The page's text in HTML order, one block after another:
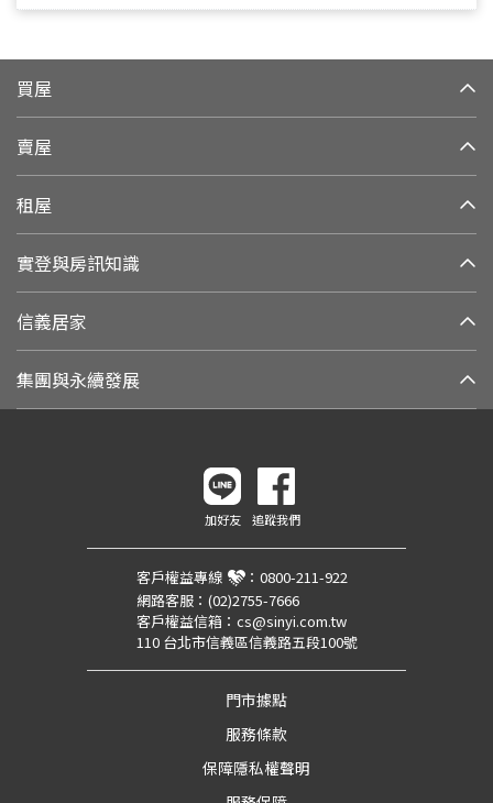
買屋
賣屋
租屋
實登與房訊知識
信義居家
集團與永續發展
加好友 追蹤我們
客戶權益專線 ： 0800-211-922
網路客服： (02)2755-7666
客戶權益信箱： cs@sinyi.com.tw
110 台北市信義區信義路五段100號
門市據點
服務條款
保障隱私權聲明